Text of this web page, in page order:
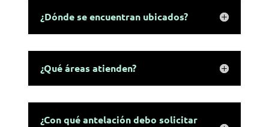
¿Dónde se encuentran ubicados?
¿Qué áreas atienden?
¿Con qué antelación debo solicitar